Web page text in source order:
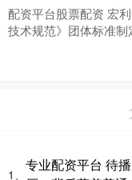
配资平台股票配资 宏
技术规范》团体标准
1、
专业配资平台 待